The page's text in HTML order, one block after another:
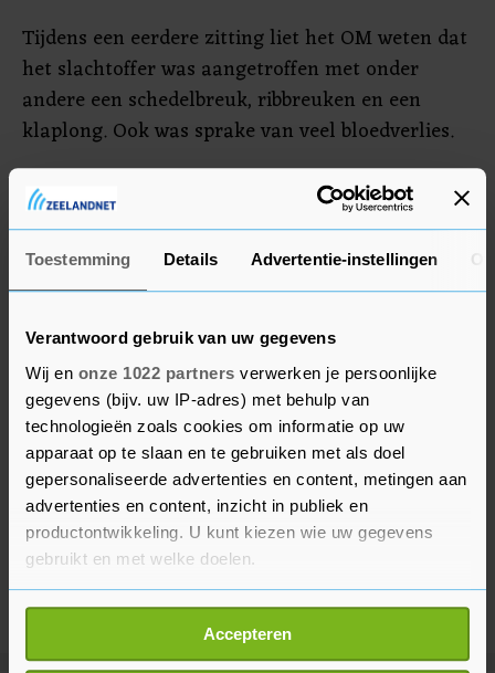
Toestemming Details Advertentie-instellingen
Verantwoord gebruik van uw gegevens
Wij en onze 1022 partners verwerken je persoonlijke
gegevens (bijv. uw IP-adres) met behulp van
technologieën zoals cookies om informatie op uw
apparaat op te slaan en te gebruiken met als doel
gepersonaliseerde advertenties en content, metingen aan
advertenties en content, inzicht in publiek en
productontwikkeling. U kunt kiezen wie uw gegevens
gebruikt en met welke doelen.
Als u het toestaat, willen we ook graag:
Informatie verzamelen over uw geografische
locatie, die tot een paar meter nauwkeurig kan zijn
Accepteren
Tijdens een eerdere zitting liet het OM weten dat
het slachtoffer was aangetroffen met onder
andere een schedelbreuk, ribbreuken en een
klaplong. Ook was sprake van veel bloedverlies.
De zaak wordt behandeld door de rechtbank in
Den Bosch.